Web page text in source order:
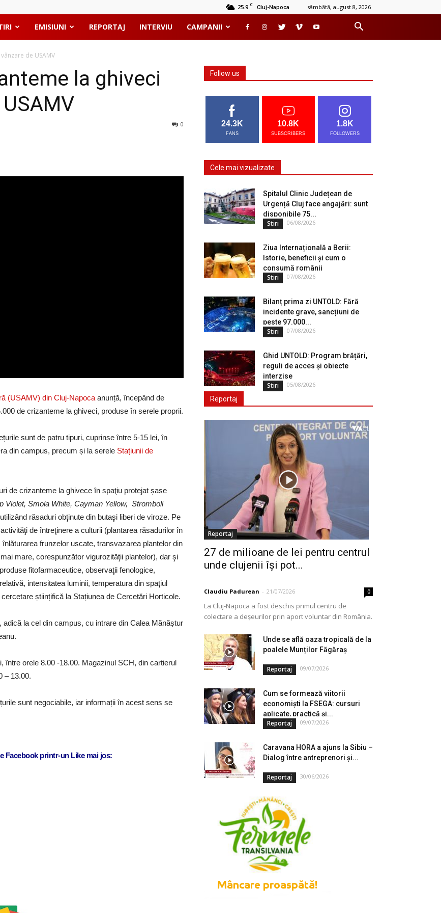
25.9 C Cluj-Napoca sâmbătă, august 8, 2026
EMISIUNI REPORTAJ INTERVIU CAMPANII
de USAMV
la ghiveci
0
(USAMV) din Cluj-Napoca anunță, începând de
de crizanteme la ghiveci, produse în serele proprii.
sunt de patru tipuri, cuprinse între 5-15 lei, în
din campus, precum și la serele Stațiunii de
de crizanteme la ghivece în spaţiu protejat șase
Violet, Smola White, Cayman Yellow, Stromboli
răsaduri obţinute din butaşi liberi de viroze. Pe
de întreţinere a culturii (plantarea răsadurilor în
frunzelor uscate, transvazarea plantelor din
mare, corespunzător vigurozităţii plantelor), dar şi
fitofarmaceutice, observaţii fenologice,
intensitatea luminii, temperatura din spaţiul
științifică la Stațiunea de Cercetări Horticole.
la cel din campus, cu intrare din Calea Mănăștur
între orele 8.00 -18.00. Magazinul SCH, din cartierul
– 13.00.
sunt negociabile, iar informații în acest sens se
Facebook printr-un Like mai jos:
Follow us
24.3K
FANS
10.8K
SUBSCRIBERS
1.8K
FOLLOWERS
Cele mai vizualizate
Spitalul Clinic Județean de
Urgență Cluj face angajări: sunt
disponibile 75...
Stiri 06/08/2026
Ziua Internațională a Berii:
Istorie, beneficii și cum o
consumă românii
Stiri 07/08/2026
Bilanț prima zi UNTOLD: Fără
incidente grave, sancțiuni de
peste 97.000...
Stiri 07/08/2026
Ghid UNTOLD: Program brățări,
reguli de acces și obiecte
interzise
Stiri 05/08/2026
Reportaj
Reportaj
27 de milioane de lei pentru centrul
unde clujenii își pot...
Claudiu Padurean - 21/07/2026 0
La Cluj-Napoca a fost deschis primul centru de
colectare a deșeurilor prin aport voluntar din România.
Unde se află oaza tropicală de la
poalele Munților Făgăraș
Reportaj 09/07/2026
Cum se formează viitorii
economiști la FSEGA: cursuri
aplicate, practică și...
Reportaj 09/07/2026
Caravana HORA a ajuns la Sibiu –
Dialog între antreprenori și...
Reportaj 30/06/2026